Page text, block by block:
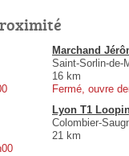
Marchand
Saint-Sorlin-de-
16 km
Fermé, ouvre
Lyon T1
Colombier-
21 km